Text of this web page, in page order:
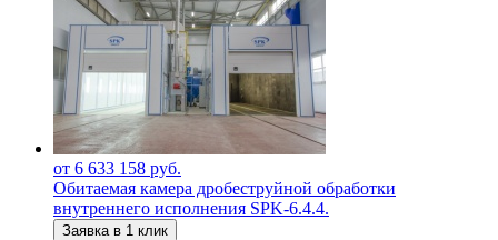
от 6 633 158 руб.
Обитаемая камера дробеструйной обработки
внутреннего исполнения SPK-6.4.4.
Заявка в 1 клик